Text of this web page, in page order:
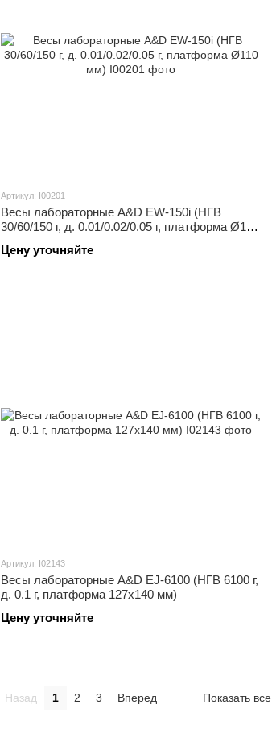
Артикул: I00201
Весы лабораторные A&D EW-150i (НГВ
30/60/150 г, д. 0.01/0.02/0.05 г, платформа Ø110
Цену уточняйте
Артикул: I02143
Весы лабораторные A&D EJ-6100 (НГВ 6100 г,
д. 0.1 г, платформа 127х140 мм)
Цену уточняйте
Назад 1 2 3 Вперед Показать все